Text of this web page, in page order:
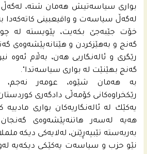
بوارى سیاسه‌تیش هه‌مان شته‌، له‌گه‌ڵ
له‌گه‌ڵ سیاسه‌ت و واقیعبینى كاته‌كه‌دا
خۆت جێبه‌جێ بكه‌یت، پێویسته‌ له‌
گه‌نج و به‌هێزكردن و هێنانه‌پێشه‌وه‌ى
رێگرى و ئاله‌نگاریی هه‌ن، به‌ڵام
گه‌نج بهێنێت له‌ بوارى سیاسه‌تدا".
به‌ هه‌مان شێوه‌، عومه‌ر نه‌جم،
رێكخراوه‌كانى كۆمه‌ڵى دادگه‌رى
یه‌كێك له‌ ئاله‌نگاریه‌كان بوارى
هه‌یه‌ له‌سه‌ر هاتنه‌پێشه‌وه‌ى
به‌ربه‌سته‌ تێبپه‌ڕێنن، له‌لایه‌كى دیكه‌
نێو حزب و سیاسه‌ت یه‌كێكى دیكه‌یه‌